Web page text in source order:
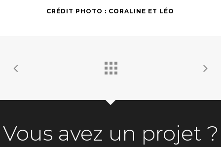
CRÉDIT PHOTO : CORALINE ET LÉO
Vous avez un projet ?